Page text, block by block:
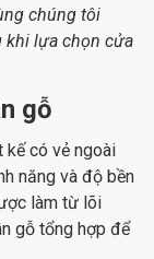
chúng tôi
khi lựa chọn cửa
gỗ
có vẻ ngoài
năng và độ bền
làm từ lõi
gỗ tổng hợp để